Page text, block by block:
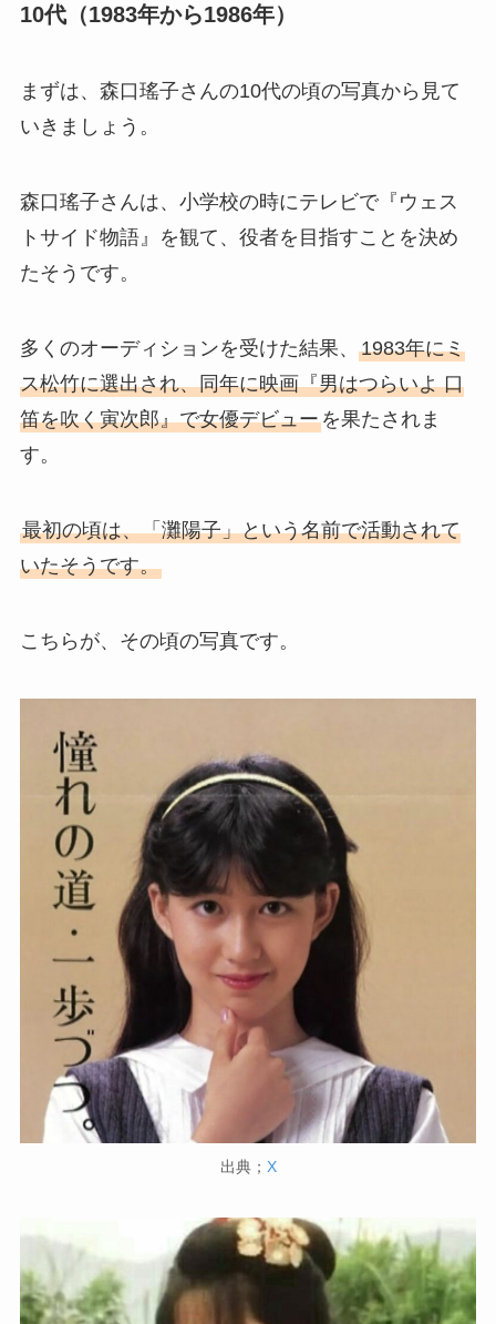
10代（1983年から1986年）
まずは、森口瑤子さんの10代の頃の写真から見て
いきましょう。
森口瑤子さんは、小学校の時にテレビで『ウェス
トサイド物語』を観て、役者を目指すことを決め
たそうです。
多くのオーディションを受けた結果、 1983年にミ
ス松竹に選出され、同年に映画『男はつらいよ 口
笛を吹く寅次郎』で女優デビューを果たされま
す。
最初の頃は、「灘陽子」という名前で活動されて
いたそうです。
こちらが、その頃の写真です。
出典； X